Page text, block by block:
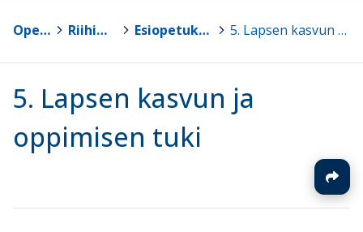
Opetussuunnitelmat > Riihimäen seudun OPS 2016 > Esiopetuksen opetussuunnitelmapohja v1.0 > 5. Lapsen kasvun ja oppimisen tuki
5. Lapsen kasvun ja
oppimisen tuki